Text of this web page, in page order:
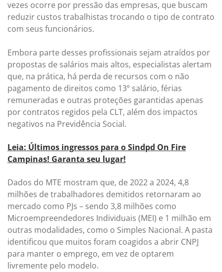
vezes ocorre por pressão das empresas, que buscam
reduzir custos trabalhistas trocando o tipo de contrato
com seus funcionários.
Embora parte desses profissionais sejam atraídos por
propostas de salários mais altos, especialistas alertam
que, na prática, há perda de recursos com o não
pagamento de direitos como 13º salário, férias
remuneradas e outras proteções garantidas apenas
por contratos regidos pela CLT, além dos impactos
negativos na Previdência Social.
Leia: Últimos ingressos para o Sindpd On Fire
Campinas! Garanta seu lugar!
Dados do MTE mostram que, de 2022 a 2024, 4,8
milhões de trabalhadores demitidos retornaram ao
mercado como PJs – sendo 3,8 milhões como
Microempreendedores Individuais (MEI) e 1 milhão em
outras modalidades, como o Simples Nacional. A pasta
identificou que muitos foram coagidos a abrir CNPJ
para manter o emprego, em vez de optarem
livremente pelo modelo.